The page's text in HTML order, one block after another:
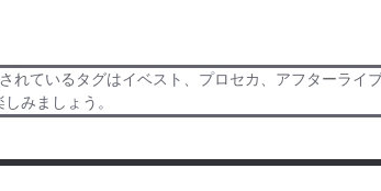
れているタグはイベスト、プロセカ、アフターラ
みましょう。